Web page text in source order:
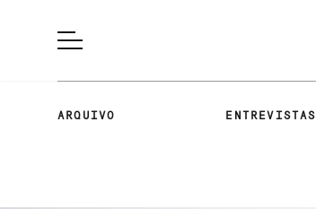
ARQUIVO ENTREVISTAS